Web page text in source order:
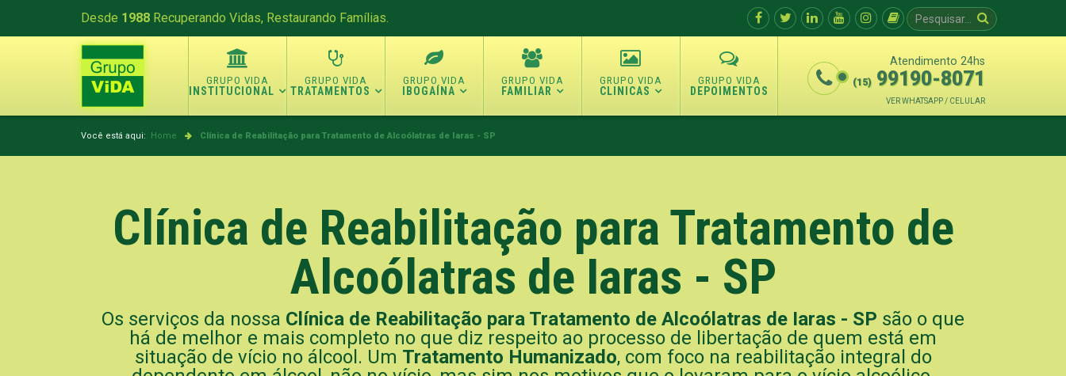
Desde 1988 Recuperando Vidas, Restaurando Famílias.
INSTITUCIONAL TRATAMENTOS IBOGAÍNA FAMILIAR CLINICAS DEPOIMENTOS
Atendimento 24hs
(15) 99190-8071
VER WHATSAPP / CELULAR
Você está aqui: Home Clínica de Reabilitação para Tratamento de Alcoólatras de Iaras - SP
Clínica de Reabilitação para Tratamento de
Alcoólatras de Iaras - SP
Os serviços da nossa Clínica de Reabilitação para Tratamento de Alcoólatras de Iaras - SP são o que
há de melhor e mais completo no que diz respeito ao processo de libertação de quem está em
situação de vício no álcool. Um Tratamento Humanizado, com foco na reabilitação integral do